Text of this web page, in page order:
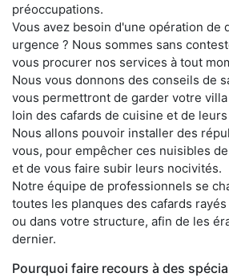
préoccupations.
Vous avez besoin d'une opération de
urgence ? Nous sommes sans
vous procurer nos services à tout
Nous vous donnons des conseils de
vous permettront de garder votre
loin des cafards de cuisine et de
Nous allons pouvoir installer des
vous, pour empêcher ces nuisibles
et de vous faire subir leurs nocivités.
Notre équipe de professionnels se
toutes les planques des cafards
ou dans votre structure, afin de les
dernier.
Pourquoi faire recours à des